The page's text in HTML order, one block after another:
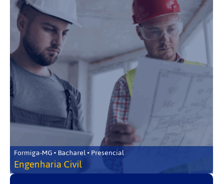
Formiga-MG • Bacharel • Presencial
Engenharia Civil